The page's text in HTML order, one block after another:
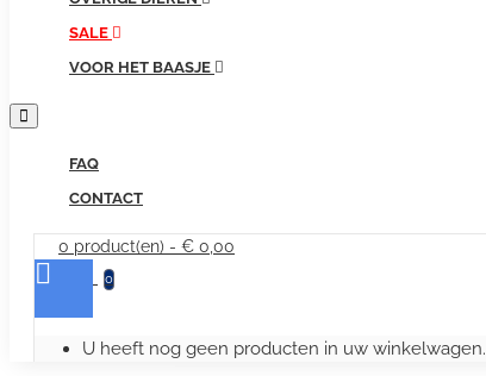
SALE
VOOR HET BAASJE
FAQ
CONTACT
0 product(en) - € 0,00
0
U heeft nog geen producten in uw winkelwagen.